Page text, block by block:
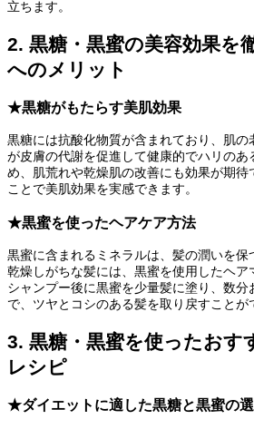
立ちます。
2. 黒糖・黒蜜の美容効果を
へのメリット
★黒糖がもたらす美肌効果
黒糖には抗酸化物質が含まれており、肌
が皮膚の代謝を促進して健康的でハリのあ
め、肌荒れや乾燥肌の改善にも効果が期待
ことで美肌効果を実感できます。
★黒蜜を使ったヘアケア方法
黒蜜に含まれるミネラルは、髪の潤いを保
乾燥しがちな髪には、黒蜜を使用したヘア
シャンプー後に黒蜜を少量髪に塗り、数分
で、ツヤとコシのある髪を取り戻すことが
3. 黒糖・黒蜜を使ったおす
レシピ
★ダイエットに適した黒糖と黒蜜の